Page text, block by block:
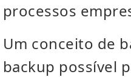
processos
Um conceito de
backup possível